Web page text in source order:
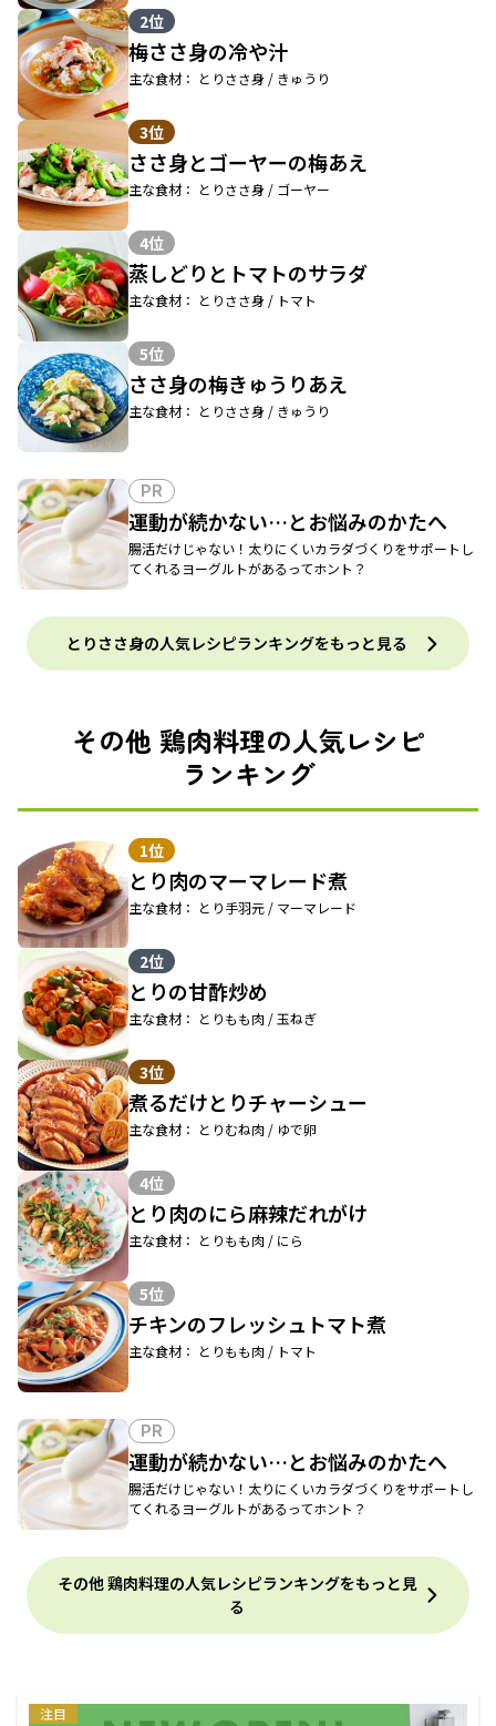
2位
梅ささ身の冷や汁
主な食材： とりささ身 / きゅうり
3位
ささ身とゴーヤーの梅あえ
主な食材： とりささ身 / ゴーヤー
4位
蒸しどりとトマトのサラダ
主な食材： とりささ身 / トマト
5位
ささ身の梅きゅうりあえ
主な食材： とりささ身 / きゅうり
PR
運動が続かない…とお悩みのかたへ
腸活だけじゃない！太りにくいカラダづくりをサポートし
てくれるヨーグルトがあるってホント？
とりささ身の人気レシピランキングをもっと見る
その他 鶏肉料理の人気レシピ
ランキング
1位
とり肉のマーマレード煮
主な食材： とり手羽元 / マーマレード
2位
とりの甘酢炒め
主な食材： とりもも肉 / 玉ねぎ
3位
煮るだけとりチャーシュー
主な食材： とりむね肉 / ゆで卵
4位
とり肉のにら麻辣だれがけ
主な食材： とりもも肉 / にら
5位
チキンのフレッシュトマト煮
主な食材： とりもも肉 / トマト
PR
運動が続かない…とお悩みのかたへ
腸活だけじゃない！太りにくいカラダづくりをサポートし
てくれるヨーグルトがあるってホント？
その他 鶏肉料理の人気レシピランキングをもっと見
る
注目